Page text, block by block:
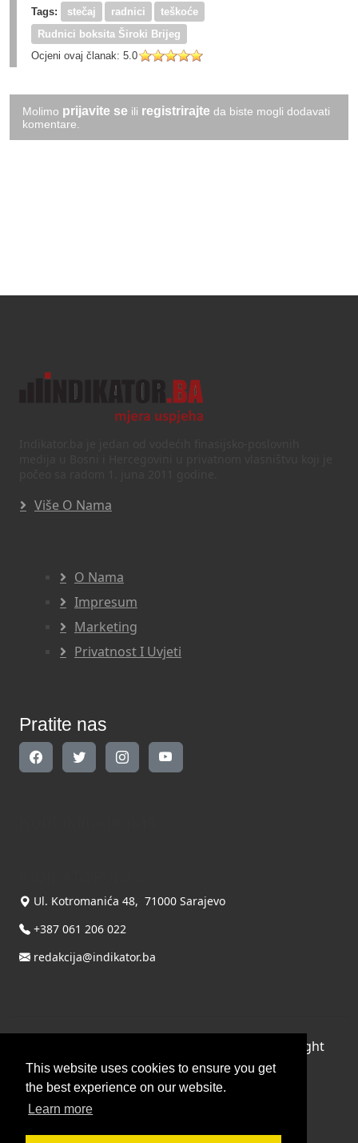
This website uses cookies to ensure you get
the best experience on our website.
Learn more
Tags:
stečaj radnici
teškoće
Rudnici boksita Široki Brijeg
Ocjeni ovaj članak: 5.0
Molimo prijavite se ili registrirajte da biste mogli dodavati
komentare.
Više O Nama
O Nama
Impresum
Marketing
Privatnost I Uvjeti
Pratite nas
Ul. Kotromanića 48, 71000 Sarajevo
+387 061 206 022
redakcija@indikator.ba
, All Right
Reserved.
Terms Of Use|Privacy Statement
Powered by THYME SYSTEMS doo